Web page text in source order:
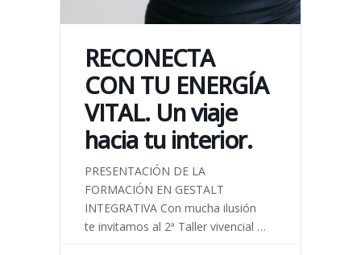
RECONECTA
CON TU ENERGÍA
VITAL. Un viaje
hacia tu interior.
PRESENTACIÓN DE LA
FORMACIÓN EN GESTALT
INTEGRATIVA Con mucha ilusión
te invitamos al 2ª Taller vivencial +